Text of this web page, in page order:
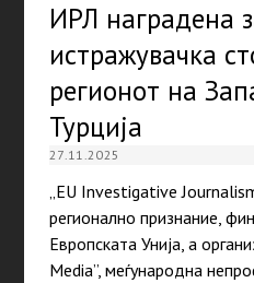
ИРЛ наградена
истражувачка
регионот на
Турција
27.11.2025
„EU Investigative
регионално признание,
Европската Унија, а
Media”, меѓународна